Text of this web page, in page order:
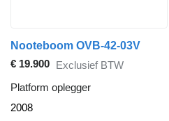
Nooteboom OVB-42-03V
€ 19.900 Exclusief BTW
Platform oplegger
2008